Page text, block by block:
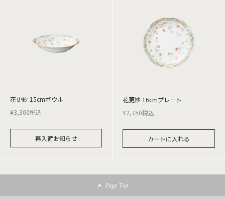
花更紗 15cmボウル
¥3,300税込
再入荷お知らせ
花更紗 16cmプレート
¥2,750税込
カートに入れる
Page Top